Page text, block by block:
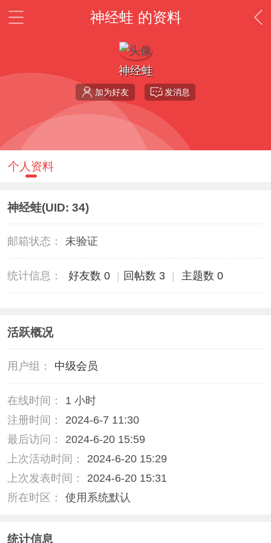
神经蛙 的资料
神经蛙
加为好友 发消息
个人资料
神经蛙(UID: 34)
邮箱状态： 未验证
统计信息： 好友数 0 回帖数 3 主题数 0
活跃概况
用户组： 中级会员
在线时间：
1 小时
注册时间：
2024-6-7 11:30
最后访问：
2024-6-20 15:59
上次活动时间：
2024-6-20 15:29
上次发表时间：
2024-6-20 15:31
所在时区：
使用系统默认
统计信息